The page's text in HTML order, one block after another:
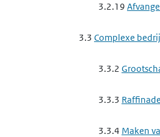
3.2.19
3.3 Complexe
3.3.2
3.3.3
3.3.4 Maken